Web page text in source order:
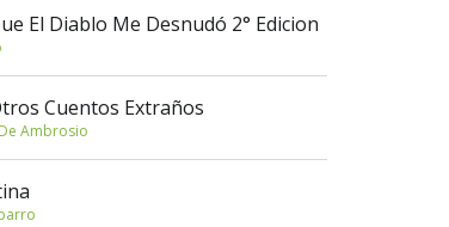
El Diablo Me Desnudó 2° Edicion
Cuentos Extraños
Ambrosio